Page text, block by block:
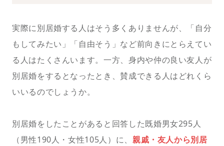
実際に別居婚する人はそう多くありませんが、「自分
もしてみたい」「自由そう」など前向きにとらえてい
る人はたくさんいます。一方、身内や仲の良い友人が
別居婚をするとなったとき、賛成できる人はどれくら
いいるのでしょうか。
別居婚をしたことがあると回答した既婚男女295人
（男性190人・女性105人）に、 親戚・友人から別居